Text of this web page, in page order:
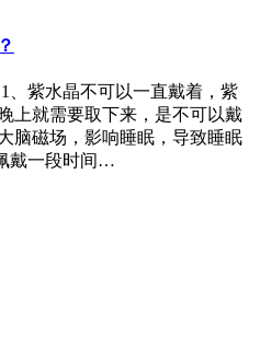
、紫水晶不可以一直戴着，紫
上就需要取下来，是不可以戴
脑磁场，影响睡眠，导致睡眠
戴一段时间…